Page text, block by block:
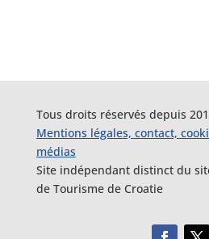
Tous droits réservés depuis
Mentions légales, contact,
médias
Site indépendant distinct du
de Tourisme de Croatie